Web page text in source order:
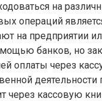
на
операций
на предприятии
банков, но
оплаты через
через кассовую